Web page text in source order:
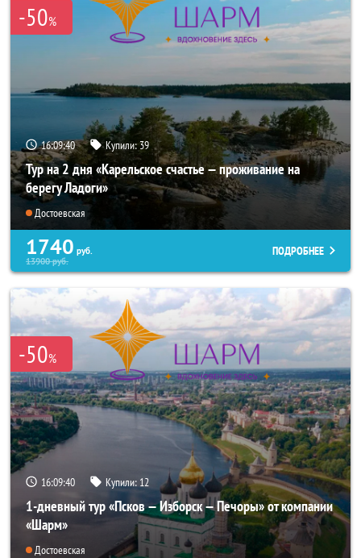
-50%
16:09:39 Купили:39
Тур на 2 дня «Карельское счастье — проживание на
берегу Ладоги»
Достоевская
1740 руб.
13900руб.
ПОДРОБНЕЕ
-50%
16:09:39 Купили: 12
1-дневный тур «Псков — Изборск — Печоры» от компании
«Шарм»
Достоевская